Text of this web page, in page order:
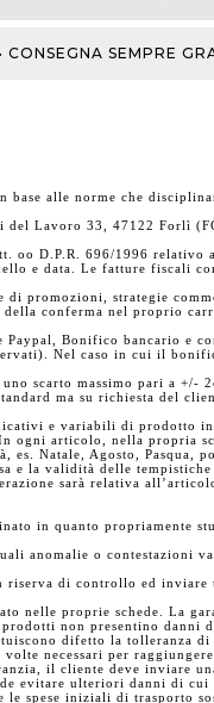
SEMPRE
alle norme che
Lavoro 33, 47122 Forlì
oo D.P.R. 696/1996
e data. Le fatture fiscali
promozioni, strategie
conferma nel proprio
Bonifico bancario e
Nel caso in cui il
scarto massimo pari a +/-
ma su richiesta del
e variabili di prodotto
ogni articolo, nella propria
Natale, Agosto, Pasqua,
e la validità delle
sarà relativa
in quanto propriamente
anomalie o contestazioni
di controllo ed inviare
proprie schede. La
non presentino
difetto la tolleranza
necessari per
il cliente deve inviare
evitare ulteriori danni di
spese iniziali di trasporto